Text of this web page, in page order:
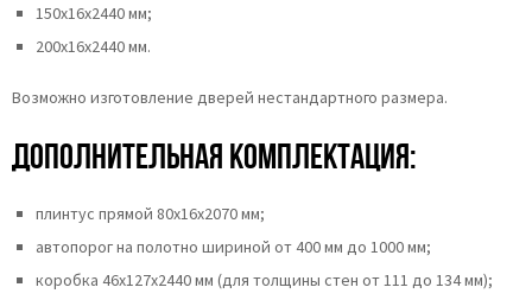
150х16х2440 мм;
200х16х2440 мм.
Возможно изготовление дверей нестандартного размера.
Дополнительная комплектация:
плинтус прямой 80х16х2070 мм;
автопорог на полотно шириной от 400 мм до 1000 мм;
коробка 46x127x2440 мм (для толщины стен от 111 до 134 мм);